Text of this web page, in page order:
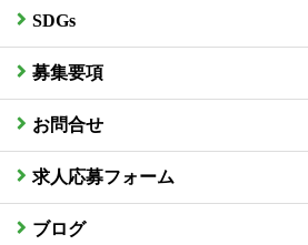
SDGs
募集要項
お問合せ
求人応募フォーム
ブログ